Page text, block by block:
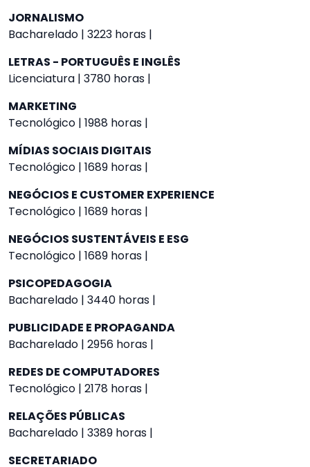
JORNALISMO
Bacharelado | 3223 horas |
LETRAS - PORTUGUÊS E INGLÊS
Licenciatura | 3780 horas |
MARKETING
Tecnológico | 1988 horas |
MÍDIAS SOCIAIS DIGITAIS
Tecnológico | 1689 horas |
NEGÓCIOS E CUSTOMER EXPERIENCE
Tecnológico | 1689 horas |
NEGÓCIOS SUSTENTÁVEIS E ESG
Tecnológico | 1689 horas |
PSICOPEDAGOGIA
Bacharelado | 3440 horas |
PUBLICIDADE E PROPAGANDA
Bacharelado | 2956 horas |
REDES DE COMPUTADORES
Tecnológico | 2178 horas |
RELAÇÕES PÚBLICAS
Bacharelado | 3389 horas |
SECRETARIADO